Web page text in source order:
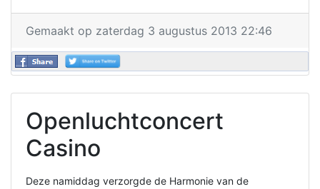
Gemaakt op zaterdag 3 augustus 2013 22:46
Openluchtconcert
Casino
Deze namiddag verzorgde de Harmonie van de